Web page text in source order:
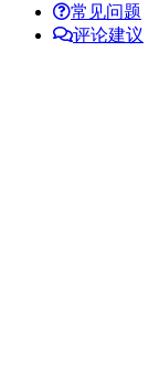
常见问题
评论建议